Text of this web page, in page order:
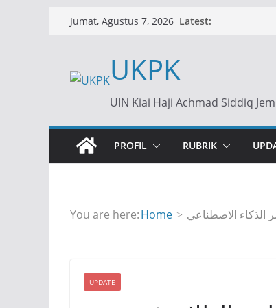
Jumat, Agustus 7, 2026 Latest:
UKPK
UIN Kiai Haji Achmad Siddiq
PROFIL RUBRIK
You are here:Home الذكاء الاصطناعي
UPDATE